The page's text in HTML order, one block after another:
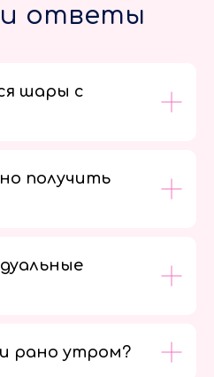
ответы
шары с
получить
рано утром?